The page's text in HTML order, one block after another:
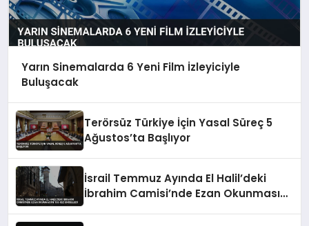
Yarın Sinemalarda 6 Yeni Film İzleyiciyle
Buluşacak
Terörsüz Türkiye İçin Yasal Süreç 5
Ağustos’ta Başlıyor
İsrail Temmuz Ayında El Halil’deki
İbrahim Camisi’nde Ezan Okunmasını